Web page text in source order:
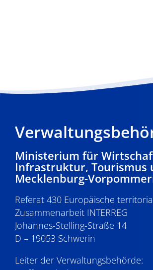
Ministerium für
Infrastruktur, Tourismus
Mecklenburg-
Referat 430 Europäische
Zusammenarbeit INTERREG
Johannes-Stelling-Straße 14
D – 19053 Schwerin
Leiter der Verwaltungsbehörde: